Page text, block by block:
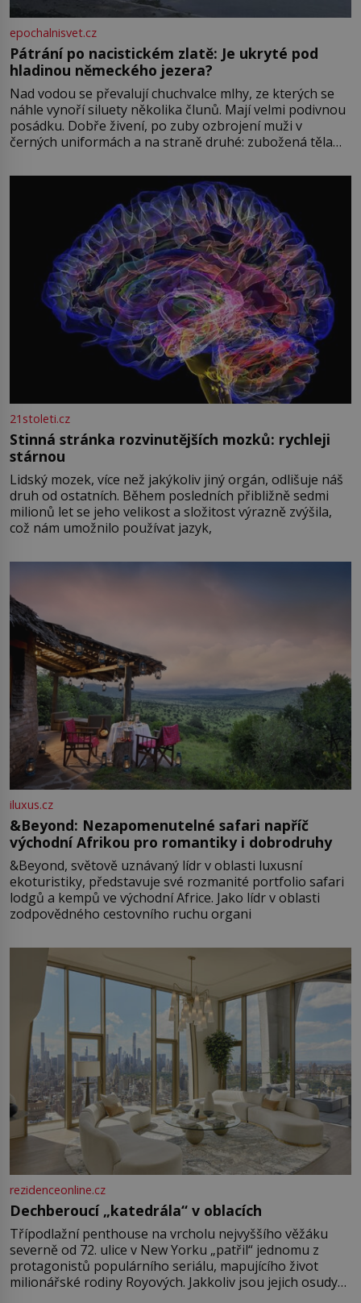
epochalnisvet.cz
Pátrání po nacistickém zlatě: Je ukryté pod
hladinou německého jezera?
Nad vodou se převalují chuchvalce mlhy, ze kterých se
náhle vynoří siluety několika člunů. Mají velmi podivnou
posádku. Dobře živení, po zuby ozbrojení muži v
černých uniformách a na straně druhé: zubožená těla
přízračná scéna znamená? Je jaro roku 1945, druhá
světová válka se chýlí ke konci. Jezero Stolpsee
21stoleti.cz
Stinná stránka rozvinutějších mozků: rychleji
stárnou
Lidský mozek, více než jakýkoliv jiný orgán, odlišuje náš
druh od ostatních. Během posledních přibližně sedmi
milionů let se jeho velikost a složitost výrazně zvýšila,
což nám umožnilo používat jazyk,
iluxus.cz
&Beyond: Nezapomenutelné safari napříč
východní Afrikou pro romantiky i dobrodruhy
&Beyond, světově uznávaný lídr v oblasti luxusní
ekoturistiky, představuje své rozmanité portfolio safari
lodgů a kempů ve východní Africe. Jako lídr v oblasti
zodpovědného cestovního ruchu organi
rezidenceonline.cz
Dechberoucí „katedrála“ v oblacích
Třípodlažní penthouse na vrcholu nejvyššího věžáku
severně od 72. ulice v New Yorku „patřil“ jednomu z
protagonistů populárního seriálu, mapujícího život
milionářské rodiny Royových. Jakkoliv jsou jejich osudy